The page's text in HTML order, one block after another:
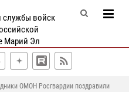
службы войск
Марий Эл
ОМОН Росгвардии поздравили